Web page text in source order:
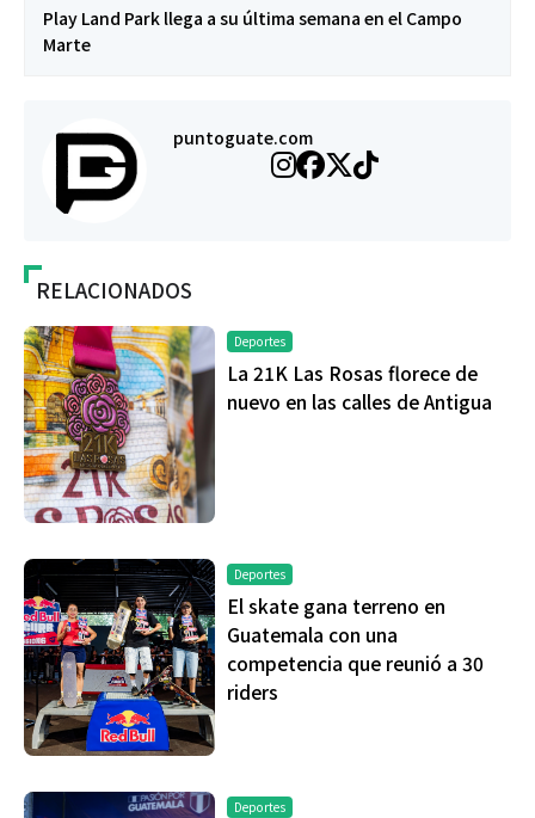
Play Land Park llega a su última semana en el Campo
Marte
puntoguate.com
RELACIONADOS
Deportes
La 21K Las Rosas florece de
nuevo en las calles de Antigua
Deportes
El skate gana terreno en
Guatemala con una
competencia que reunió a 30
riders
Deportes